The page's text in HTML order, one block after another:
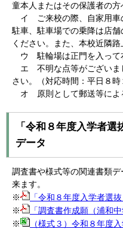
童本人またはその保護者の方
イ ご来校の際、自家用車
駐車、駐車場での乗降は店
ください。また、本校近隣
ウ 駐輪場は正門を入って
エ 不明な点等がございま
さい。（対応時間：平日８時
オ 原則として郵送等によ
「令和８年度入学者
データ
調査書や様式等の関連書類
来ます。
※
「令和８年度入学者選
※
「調査書作成願（浦和中
※
（様式３）令和８年度